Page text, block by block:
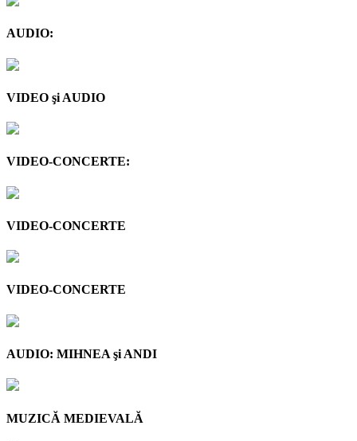
AUDIO:
VIDEO şi AUDIO
VIDEO-CONCERTE:
VIDEO-CONCERTE
VIDEO-CONCERTE
AUDIO: MIHNEA şi ANDI
MUZICĂ MEDIEVALĂ